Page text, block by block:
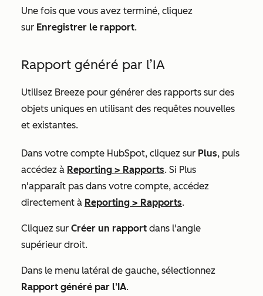
Une fois que vous avez terminé, cliquez
sur Enregistrer le rapport.
Rapport généré par l’IA
Utilisez Breeze pour générer des rapports sur des
objets uniques en utilisant des requêtes nouvelles
et existantes.
Dans votre compte HubSpot, cliquez sur Plus, puis
accédez à Reporting > Rapports. Si Plus
n'apparaît pas dans votre compte, accédez
directement à Reporting > Rapports.
Cliquez sur Créer un rapport dans l'angle
supérieur droit.
Dans le menu latéral de gauche, sélectionnez
Rapport généré par l’IA.